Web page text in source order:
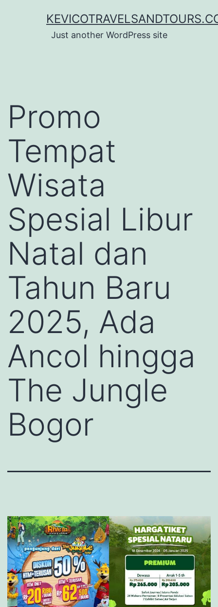
Just another WordPress site
Promo
Tempat
Wisata
Spesial Libur
Natal dan
Tahun Baru
2025, Ada
Ancol hingga
The Jungle
Bogor